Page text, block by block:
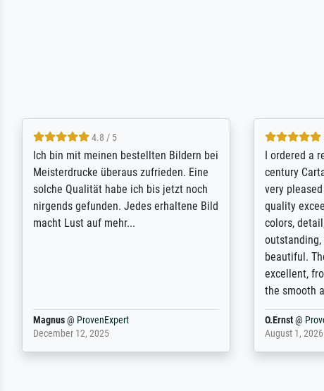
5 / 5
Rundum positive Erfahrung. Die
Ausführung des Auftrags hat eine Weile
gedauert, die angekündigte Lieferzeit
wurde aber letztlich sogar etwas
unterschritten. Die Qualität des Papiers
Dr.@ProvenExpert
February 3, 2026
The team
meet its
expert
results for
client. The
repertoire of
will provide
regards to
repertoire.
Anonym@
April 22, 2026